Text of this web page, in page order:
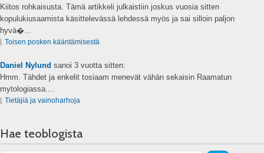
Kiitos rohkaisusta. Tämä artikkeli julkaistiin joskus vuosia sitten
kopulukiusaamista käsittelevässä lehdessä myös ja sai silloin paljon
hyvä�...
⌊ Toisen posken kääntämisestä
Daniel Nylund sanoi 3 vuotta sitten:
Hmm. Tähdet ja enkelit tosiaam menevät vähän sekaisin Raamatun
mytologiassa....
⌊ Tietäjiä ja vainoharhoja
Hae teoblogista